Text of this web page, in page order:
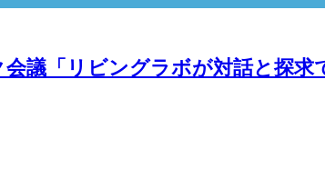
議「リビングラボが対話と探求